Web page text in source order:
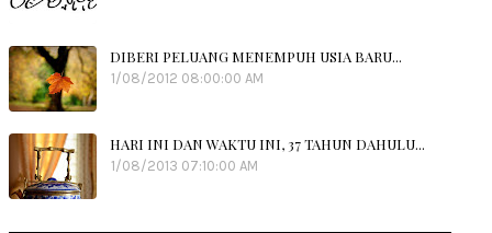
DIBERI PELUANG MENEMPUH USIA BARU...
1/08/2012 08:00:00 AM
HARI INI DAN WAKTU INI, 37 TAHUN DAHULU...
1/08/2013 07:10:00 AM